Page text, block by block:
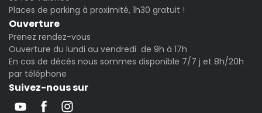
Places de parking à proximité, 1h30 gratuit !
Ouverture
Prenez rendez-vous
Ouverture du lundi au vendredi de 9h à 17h
En cas de décès nous sommes disponible 7/7 j et 8h/20h
par téléphone
Suivez-nous sur